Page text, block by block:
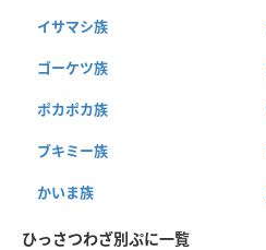
イサマシ族
ゴーケツ族
ポカポカ族
ブキミー族
かいま族
ひっさつわざ別ぷに一覧